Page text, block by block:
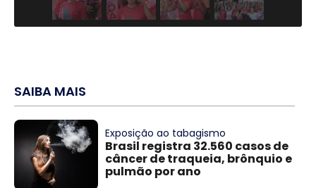
SAIBA MAIS
Exposição ao tabagismo
Brasil registra 32.560 casos de
câncer de traqueia, brônquio e
pulmão por ano